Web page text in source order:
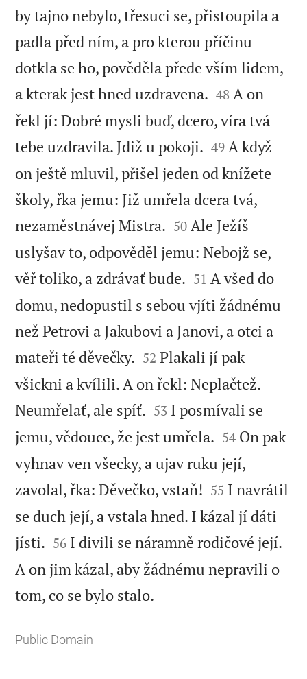
by tajno nebylo, třesuci se, přistoupila a
padla před ním, a pro kterou příčinu
dotkla se ho, pověděla přede vším lidem,
a kterak jest hned uzdravena. 

48 A on
řekl jí: Dobré mysli buď, dcero, víra tvá
tebe uzdravila. Jdiž u pokoji. 

49 A když
on ještě mluvil, přišel jeden od knížete
školy, řka jemu: Již umřela dcera tvá,
nezaměstnávej Mistra. 

50 Ale Ježíš
uslyšav to, odpověděl jemu: Nebojž se,
věř toliko, a zdrávať bude. 

51 A všed do
domu, nedopustil s sebou vjíti žádnému
než Petrovi a Jakubovi a Janovi, a otci a
mateři té děvečky. 

52 Plakali jí pak
všickni a kvílili. A on řekl: Neplačtež.
Neumřelať, ale spíť. 

53 I posmívali se
jemu, vědouce, že jest umřela. 

54 On pak
vyhnav ven všecky, a ujav ruku její,
zavolal, řka: Děvečko, vstaň! 

55 I navrátil
se duch její, a vstala hned. I kázal jí dáti
jísti. 

56 I divili se náramně rodičové její.
A on jim kázal, aby žádnému nepravili o
tom, co se bylo stalo.
Public Domain